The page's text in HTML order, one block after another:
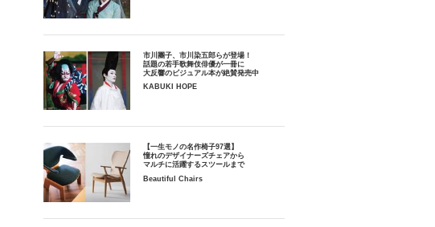
市川團子、市川染五郎らが登場！
話題の若手歌舞伎俳優が一冊に
大反響のビジュアル本が絶賛発売中
KABUKI HOPE
【一生モノの名作椅子97選】
憧れのデザイナーズチェアから
マルチに活躍するスツールまで
Beautiful Chairs